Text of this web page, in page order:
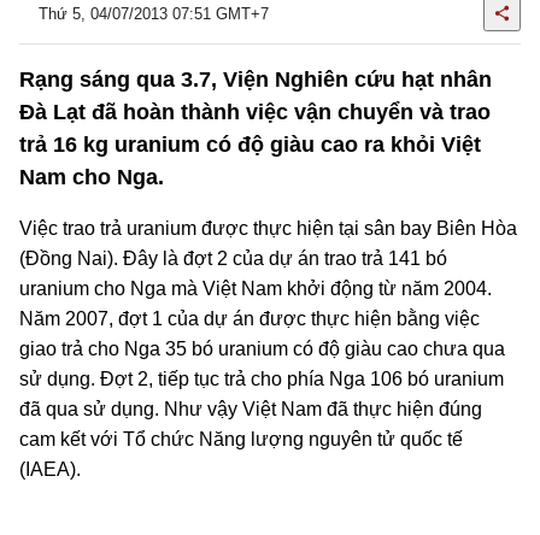
Thứ 5, 04/07/2013 07:51 GMT+7
Rạng sáng qua 3.7, Viện Nghiên cứu hạt nhân
Đà Lạt đã hoàn thành việc vận chuyển và trao
trả 16 kg uranium có độ giàu cao ra khỏi Việt
Nam cho Nga.
Việc trao trả uranium được thực hiện tại sân bay Biên Hòa
(Đồng Nai). Đây là đợt 2 của dự án trao trả 141 bó
uranium cho Nga mà Việt Nam khởi động từ năm 2004.
Năm 2007, đợt 1 của dự án được thực hiện bằng việc
giao trả cho Nga 35 bó uranium có độ giàu cao chưa qua
sử dụng. Đợt 2, tiếp tục trả cho phía Nga 106 bó uranium
đã qua sử dụng. Như vậy Việt Nam đã thực hiện đúng
cam kết với Tổ chức Năng lượng nguyên tử quốc tế
(IAEA).